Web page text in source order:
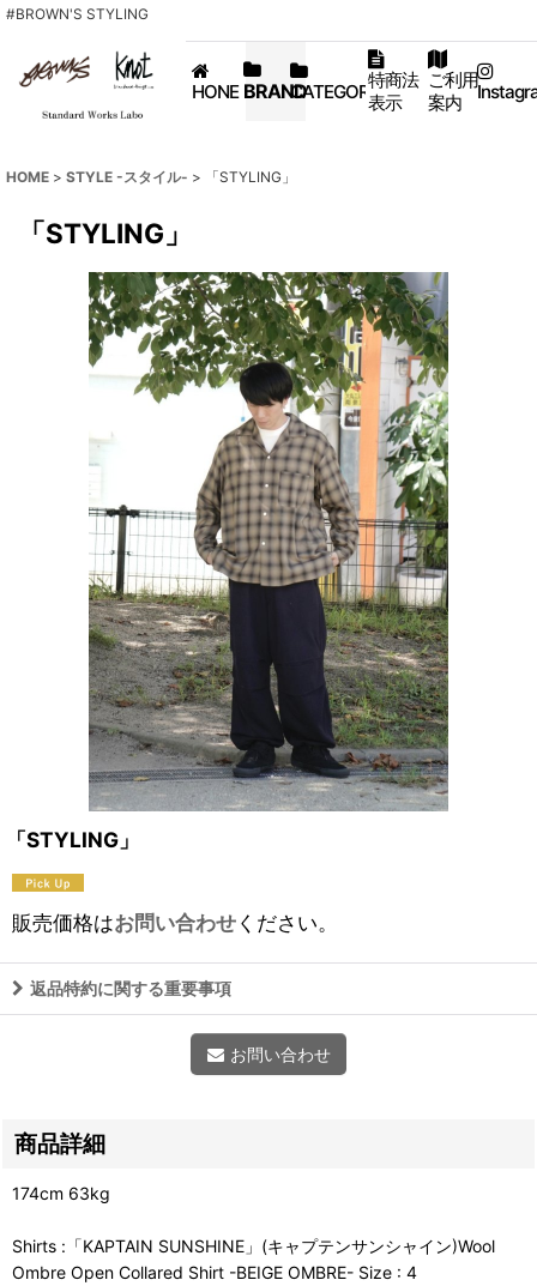
#BROWN'S STYLING
HONE BRANDCATEGORY特商法
表示
ご利用
案内
HOME > STYLE -スタイル- > 「STYLING」
「STYLING」
「STYLING」
販売価格はお問い合わせください。
返品特約に関する重要事項
お問い合わせ
商品詳細
174cm 63kg
Shirts :「KAPTAIN SUNSHINE」(キャプテンサンシャイン)Wool
Ombre Open Collared Shirt -BEIGE OMBRE- Size : 4